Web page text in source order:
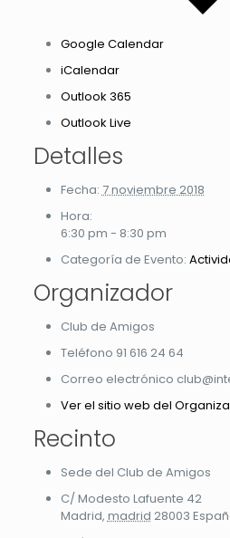
Google Calendar
iCalendar
Outlook 365
Outlook Live
Detalles
Fecha: 7 noviembre 2018
Hora:
6:30 pm - 8:30 pm
Categoría de Evento:
Organizador
Club de Amigos
Teléfono 91 616 24 64
Correo electrónico
Ver el sitio web del
Recinto
Sede del Club de Amigos
C/ Modesto Lafuente 42
Madrid, madrid 28003